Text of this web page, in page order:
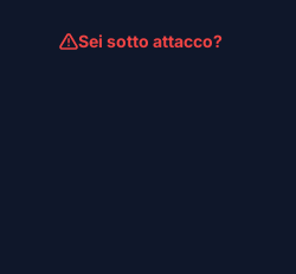
Sei sotto attacco?